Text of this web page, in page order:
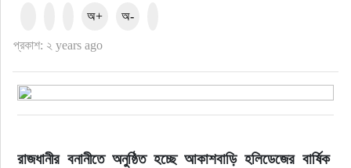
প্রকাশ: ২ years ago
অ+ অ-
রাজধানীর বনানীতে অনুষ্ঠিত হচ্ছে আকাশবাড়ি হলিডেজের বার্ষিক